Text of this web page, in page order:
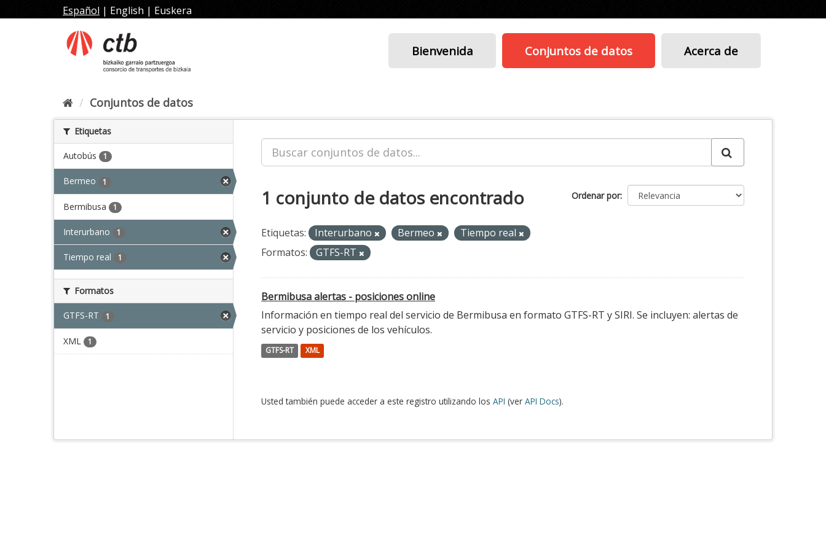
al
Español | English | Euskera
Bienvenida Conjuntos de datos Acerca de
Conjuntos de datos
Etiquetas
Autobús 1
Bermeo 1
Bermibusa 1
Interurbano 1
Tiempo real 1
Formatos
GTFS-RT 1
XML 1
Ordenar por
1 conjunto de datos encontrado
Etiquetas: Interurbano Bermeo
Tiempo real
Formatos:
GTFS-RT
Bermibusa alertas - posiciones online
Información en tiempo real del servicio de Bermibusa en formato GTFS-RT y SIRI. Se incluyen: alertas de
servicio y posiciones de los vehículos.
GTFS-RT XML
Usted también puede acceder a este registro utilizando los API (ver API Docs).